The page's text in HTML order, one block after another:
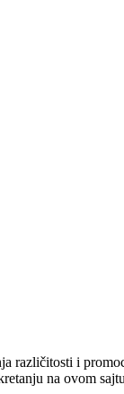
različitosti i
na ovom